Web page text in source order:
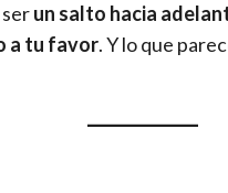
un salto hacia
a tu favor. Y lo que